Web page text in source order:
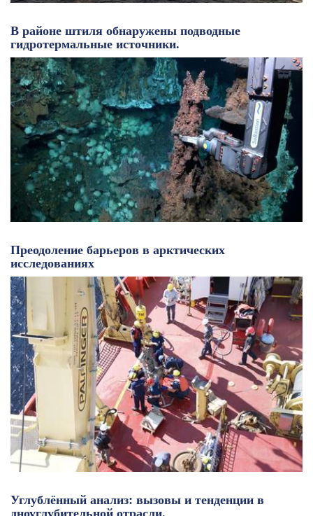
В районе штиля обнаружены подводные
гидротермальные источники.
Преодоление барьеров в арктических
исследованиях
Углублённый анализ: вызовы и тенденции в
дноуглубительной отрасли.